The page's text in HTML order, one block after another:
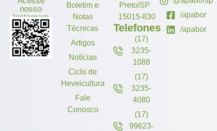
nosso
Instagram
Boletim e
Notas
Técnicas
Artigos
Notícias
Ciclo de
Heveicultura
Fale
Conosco
Preto/SP
15015-830
Telefones
(17)
3235-
1088
(17)
3235-
4080
(17)
99623-
/apabor
/apabor